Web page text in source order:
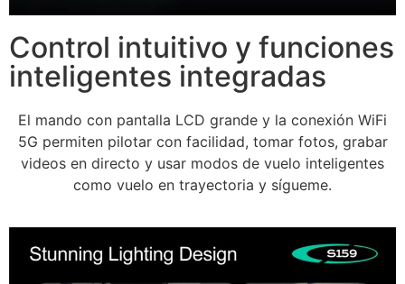
Control intuitivo y funciones
inteligentes integradas
El mando con pantalla LCD grande y la conexión WiFi
5G permiten pilotar con facilidad, tomar fotos, grabar
videos en directo y usar modos de vuelo inteligentes
como vuelo en trayectoria y sígueme.